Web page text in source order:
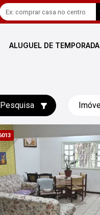
ALUGUEL DE TEMPORADA